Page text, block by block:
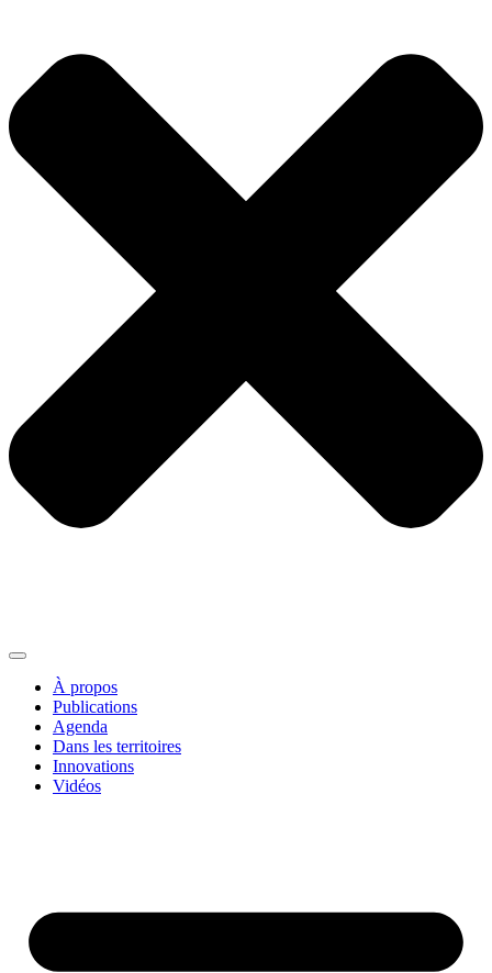
À propos
Publications
Agenda
Dans les territoires
Innovations
Vidéos